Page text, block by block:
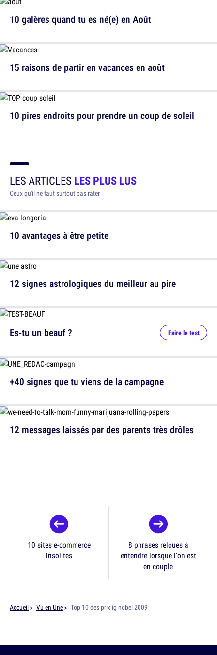
15 raisons de partir en vacances en août
10 galères quand tu es né(e) en Août
10 pires endroits pour prendre un coup de soleil
LES ARTICLES LES PLUS LUS
Ceux qu'il ne faut surtout pas rater
10 avantages à être petite
12 signes astrologiques du meilleur au pire
12 messages laissés par des parents très drôles
Es-tu un beauf ? Faire le test
+40 signes que tu viens de la campagne
10 sites e-commerce
insolites
8 phrases reloues à
entendre lorsque l'on est
en couple
Accueil Vu en Une Top 10 des prix ig nobel 2009